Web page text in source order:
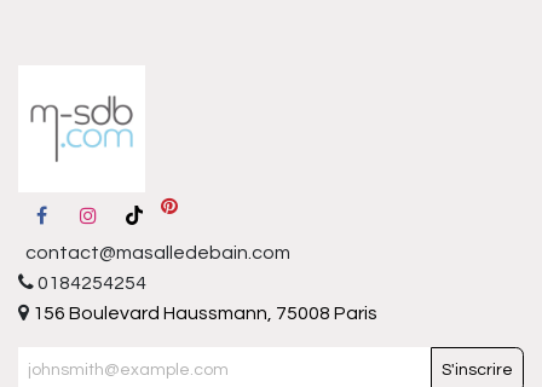
contact@masalledebain.com
0184254254
156 Boulevard Haussmann, 75008 Paris
S'inscrire